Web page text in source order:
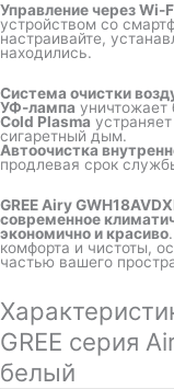
Управление через Wi-
устройством со
настраивайте,
находились.
Система очистки
УФ-лампа уничтожает
Cold Plasma
сигаретный дым.
Автоочистка
продлевая срок
GREE Airy
современное
экономично и красиво
комфорта и чистоты,
частью вашего
GREE серия
белый